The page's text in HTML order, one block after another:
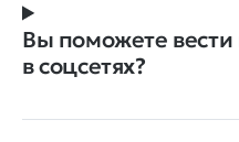
Вы поможете вести
в соцсетях?